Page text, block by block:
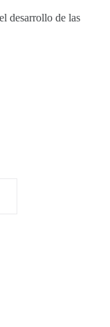
desarrollo de las